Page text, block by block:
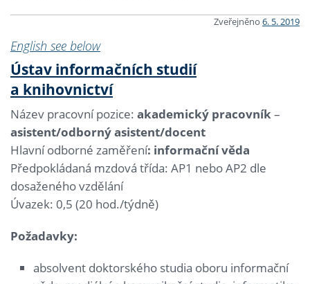
Zveřejněno 6. 5. 2019
English see below
Ústav informačních studií
a knihovnictví
Název pracovní pozice: akademický pracovník–
asistent/odborný asistent/docent
Hlavní odborné zaměření: informační věda
Předpokládaná mzdová třída: AP1 nebo AP2 dle
dosaženého vzdělání
Úvazek: 0,5 (20 hod./týdně)
Požadavky:
absolvent doktorského studia oboru informační